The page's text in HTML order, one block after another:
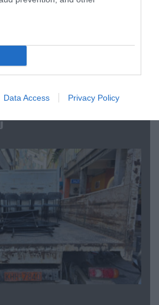
Data Access Privacy Policy
«τέλειωσε» τον